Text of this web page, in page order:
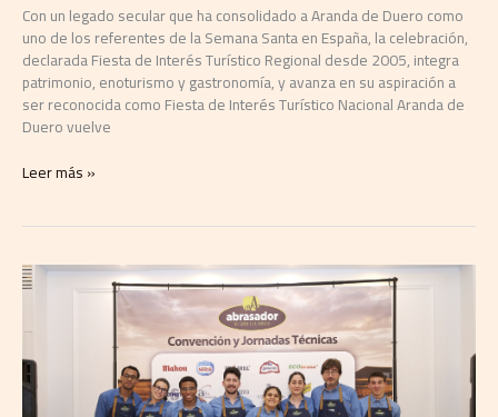
Con un legado secular que ha consolidado a Aranda de Duero como
uno de los referentes de la Semana Santa en España, la celebración,
declarada Fiesta de Interés Turístico Regional desde 2005, integra
patrimonio, enoturismo y gastronomía, y avanza en su aspiración a
ser reconocida como Fiesta de Interés Turístico Nacional Aranda de
Duero vuelve
Leer más »
Grupo
Abrasador
los
maestros
de